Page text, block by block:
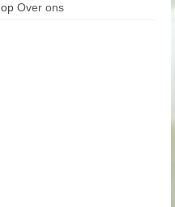
op Over ons